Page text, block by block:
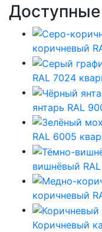
Доступные
коричневый
RAL 7024
янтарь RAL
RAL 6005
вишнёвый
коричневый
Коричневый